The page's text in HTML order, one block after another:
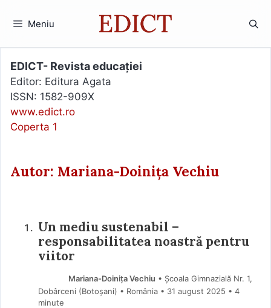
Meniu
EDICT- Revista educației
Editor: Editura Agata
ISSN: 1582-909X
www.edict.ro
Coperta 1
Autor: Mariana-Doinița Vechiu
Un mediu sustenabil –
responsabilitatea noastră pentru
viitor
Mariana-Doinița Vechiu • Școala Gimnazială Nr. 1,
Dobârceni (Botoşani) • România
31 august 2025 • 4
minute